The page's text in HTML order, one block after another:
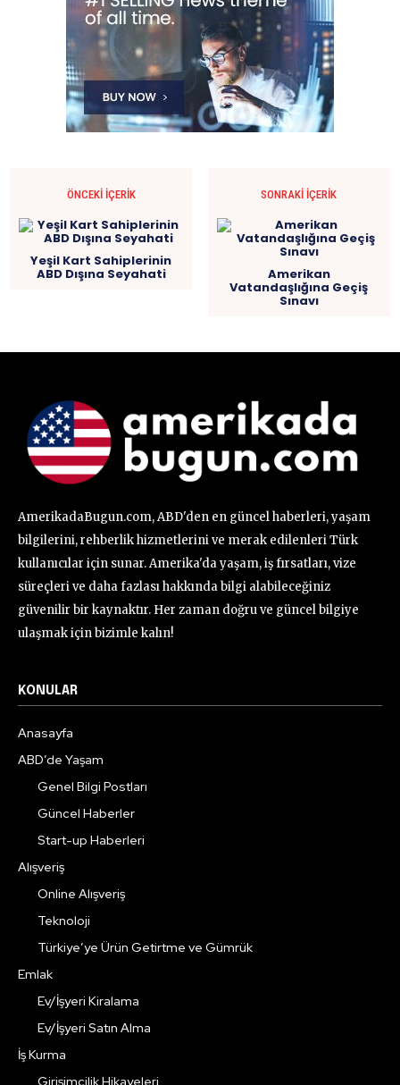
ÖNCEKI İÇERIK
Yeşil Kart Sahiplerinin
ABD Dışına Seyahati
SONRAKI İÇERIK
Amerikan
Vatandaşlığına Geçiş
Sınavı
AmerikadaBugun.com, ABD'den en güncel haberleri, yaşam
bilgilerini, rehberlik hizmetlerini ve merak edilenleri Türk
kullanıcılar için sunar. Amerika'da yaşam, iş fırsatları, vize
süreçleri ve daha fazlası hakkında bilgi alabileceğiniz
güvenilir bir kaynaktır. Her zaman doğru ve güncel bilgiye
ulaşmak için bizimle kalın!
KONULAR
Anasayfa
ABD’de Yaşam
Genel Bilgi Postları
Güncel Haberler
Start-up Haberleri
Alışveriş
Online Alışveriş
Teknoloji
Türkiye’ye Ürün Getirtme ve Gümrük
Emlak
Ev/İşyeri Kiralama
Ev/İşyeri Satın Alma
İş Kurma